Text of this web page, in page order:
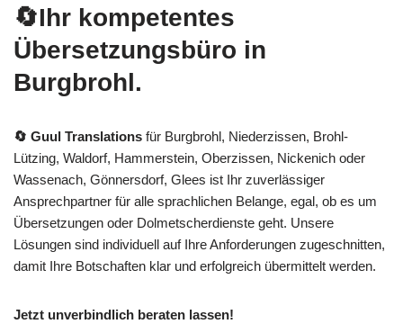
🔄Ihr kompetentes
Übersetzungsbüro in
Burgbrohl.
🔄 Guul Translations für Burgbrohl, Niederzissen, Brohl-
Lützing, Waldorf, Hammerstein, Oberzissen, Nickenich oder
Wassenach, Gönnersdorf, Glees ist Ihr zuverlässiger
Ansprechpartner für alle sprachlichen Belange, egal, ob es um
Übersetzungen oder Dolmetscherdienste geht. Unsere
Lösungen sind individuell auf Ihre Anforderungen zugeschnitten,
damit Ihre Botschaften klar und erfolgreich übermittelt werden.
Jetzt unverbindlich beraten lassen!